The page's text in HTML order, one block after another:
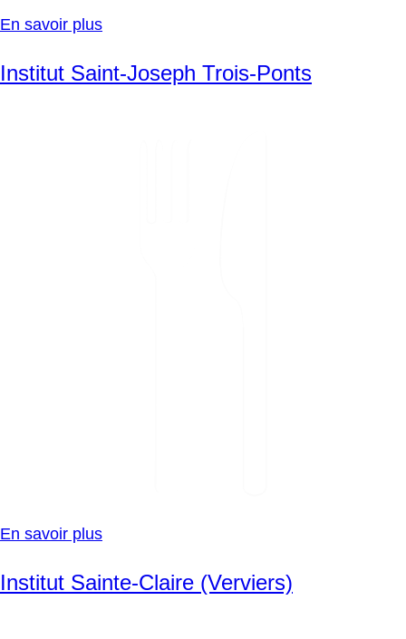
En savoir plus
Institut Saint-Joseph Trois-Ponts
En savoir plus
Institut Sainte-Claire (Verviers)